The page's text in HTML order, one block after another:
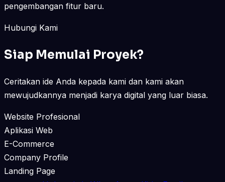
pengembangan fitur baru.
Hubungi Kami
Siap Memulai Proyek?
Ceritakan ide Anda kepada kami dan kami akan
mewujudkannya menjadi karya digital yang luar biasa.
Website Profesional
Aplikasi Web
E-Commerce
Company Profile
Landing Page